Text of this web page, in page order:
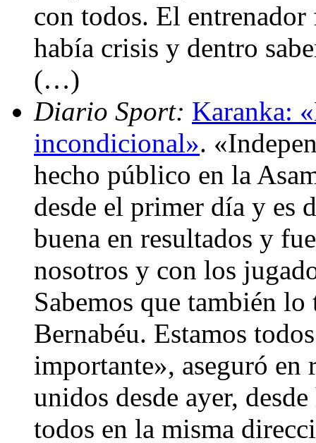
con todos. El
había crisis y dentro
(…)
Diario Sport: Karanka:
incondicional».
hecho público en la
desde el primer día y es
buena en resultados y
nosotros y con los
Sabemos que también
Bernabéu. Estamos
importante», aseguró en
unidos desde ayer,
todos en la misma